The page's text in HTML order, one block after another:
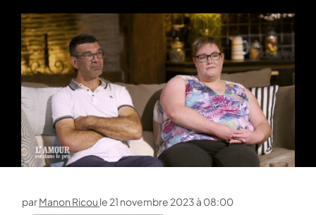
parManon Ricou le 21 novembre 2023 à 08:00